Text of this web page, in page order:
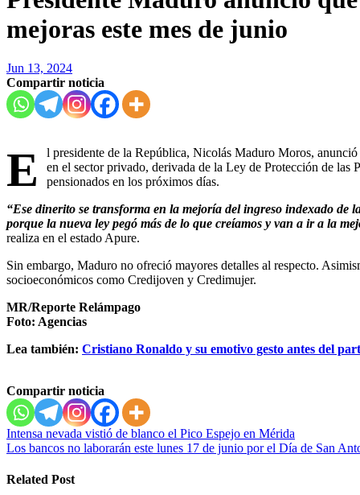
mejoras este mes de junio
Jun 13, 2024
Compartir noticia
E
l presidente de la República, Nicolás Maduro Moros,
en el sector privado, derivada de la Ley de Protección de las
pensionados en los próximos días.
“Ese dinerito se transforma en la mejoría del ingreso indexado de
porque la nueva ley pegó más de lo que creíamos y van a ir a la
realiza en el estado Apure.
Sin embargo, Maduro no ofreció mayores detalles al respecto.
socioeconómicos como Credijoven y Credimujer.
MR/Reporte Relámpago
Foto: Agencias
Lea también: Cristiano Ronaldo y su emotivo gesto antes del
Compartir noticia
Navegación
de
entradas
Intensa nevada vistió de blanco el Pico Espejo en Mérida
Los bancos no laborarán este lunes 17 de junio por el Día de San
Related Post